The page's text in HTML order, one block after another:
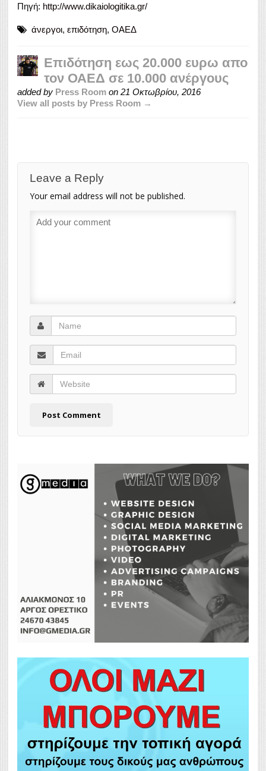
Πηγή: http://www.dikaiologitika.gr/
άνεργοι, επιδότηση, ΟΑΕΔ
Επιδότηση εως 20.000 ευρω απο
τον ΟΑΕΔ σε 10.000 ανέργους
added by Press Room on 21 Οκτωβρίου, 2016
View all posts by Press Room →
Leave a Reply
Your email address will not be published.